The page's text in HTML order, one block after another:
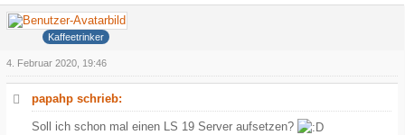
Hank
Kaffeetrinker
4. Februar 2020, 19:46
papahp schrieb:
Soll ich schon mal einen LS 19 Server aufsetzen?